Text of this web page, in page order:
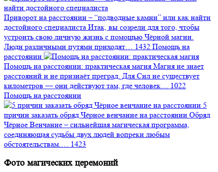
Приворот на расстоянии – “подводные камни” или как найти
достойного специалиста Итак, вы созрели для того, чтобы
устроить свою личную жизнь с помощью Чёрной магии.
Люди различными путями приходят…
1432 Помощь на
расстоянии
Помощь на расстоянии: практическая магия Магия не знает
расстояний и не признаёт преград. Для Сил не существует
километров — они действуют там, где человек…
1022
Помощь на расстоянии
5
причин заказать обряд Чёрное венчание на расстоянии Обряд
Чёрное Венчание – сильнейшая магическая программа,
соединяющая судьбы двух людей вопреки любым
обстоятельствам.…
1423
Фото магических церемоний